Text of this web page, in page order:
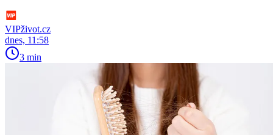
VIPživot.cz
dnes, 11:58
3 min